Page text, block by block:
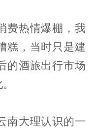
费热情爆棚，我
糕，当时只是建
的酒旅出行市场
南大理认识的一